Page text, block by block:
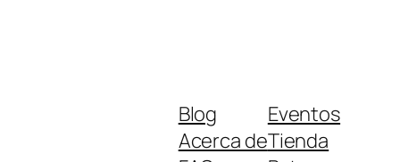
Blog
Acerca de
Eventos
Tienda